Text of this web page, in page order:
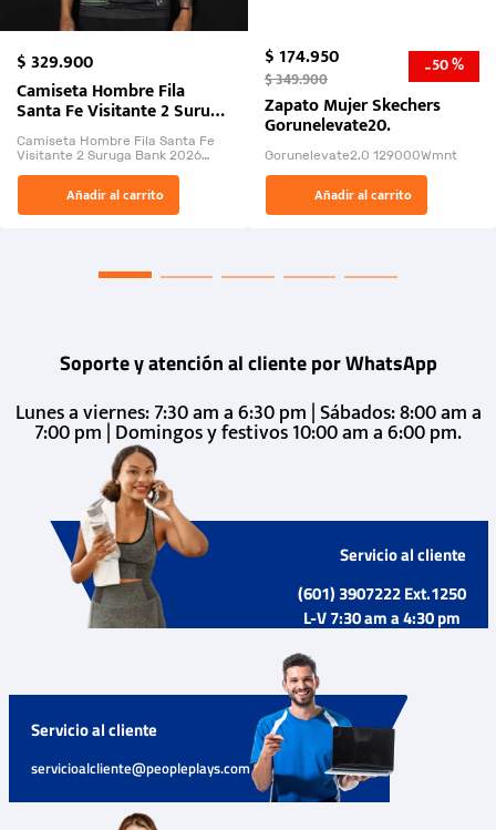
$329.900
Camiseta Hombre Fila
Santa Fe Visitante 2 Suruga
Bank 2026
Camiseta Hombre Fila Santa Fe
Visitante 2 Suruga Bank 2026
El Rugido del Sol Naciente:
“Primeros para la Et...
Añadir al carrito
$174.950
$349.900 -50 %
Zapato Mujer Skechers
Gorunelevate20.
Gorunelevate2.0 129000Wmnt
Añadir al carrito
Soporte y atención al cliente por WhatsApp
Lunes a viernes: 7:30 am a 6:30 pm | Sábados: 8:00 am a
7:00 pm | Domingos y festivos 10:00 am a 6:00 pm.
Servicio al cliente
(601) 3907222 Ext.1250
L-V 7:30 am a 4:30 pm
Servicio al cliente
servicioalcliente@peopleplays.com